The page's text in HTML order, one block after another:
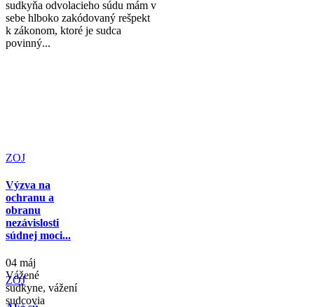
sudkyňa odvolacieho súdu mám v
sebe hlboko zakódovaný rešpekt
k zákonom, ktoré je sudca
povinný...
ZOJ
Výzva na
ochranu a
obranu
nezávislosti
súdnej moci...
04 máj
Vážené
sudkyne, vážení
sudcovia
ZOJ